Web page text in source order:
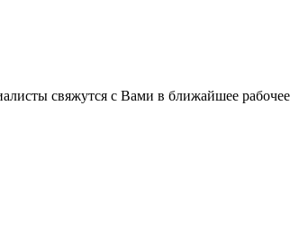
свяжутся с Вами в ближайшее